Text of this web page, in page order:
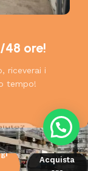
48 ore!
riceverai i
tempo!
Acquista